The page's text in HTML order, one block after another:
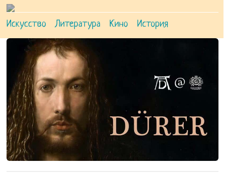
Искусство Литература Кино История